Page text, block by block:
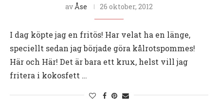
av Åse 26 oktober, 2012
I dag köpte jag en fritös! Har velat ha en länge,
speciellt sedan jag började göra kålrotspommes!
Här och Här! Det är bara ett krux, helst vill jag
fritera i kokosfett …